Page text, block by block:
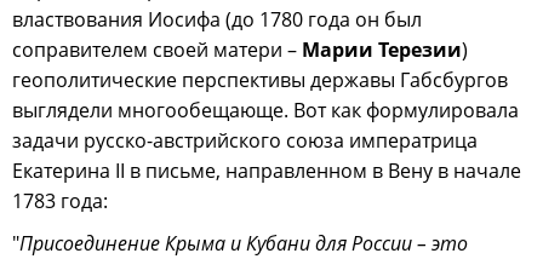
властвования Иосифа (до 1780 года он был
соправителем своей матери – Марии Терезии)
геополитические перспективы державы Габсбургов
выглядели многообещающе. Вот как формулировала
задачи русско-австрийского союза императрица
Екатерина II в письме, направленном в Вену в начале
1783 года:
"Присоединение Крыма и Кубани для России – это